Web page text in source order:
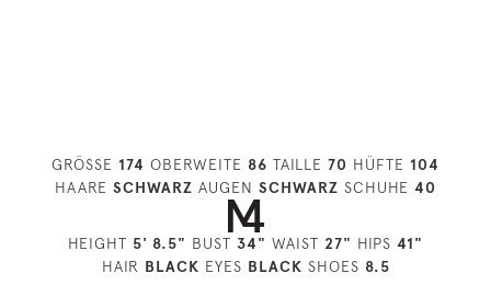
GRÖSSE 174 OBERWEITE 86 TAILLE 70 HÜFTE 104
HAARE SCHWARZ AUGEN SCHWARZ SCHUHE 40
HEIGHT 5' 8.5" BUST 34" WAIST 27" HIPS 41"
HAIR BLACK EYES BLACK SHOES 8.5